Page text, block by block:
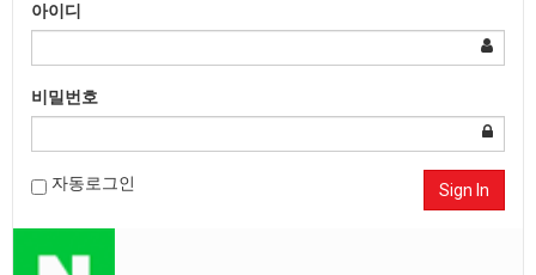
아이디
비밀번호
자동로그인 Sign In